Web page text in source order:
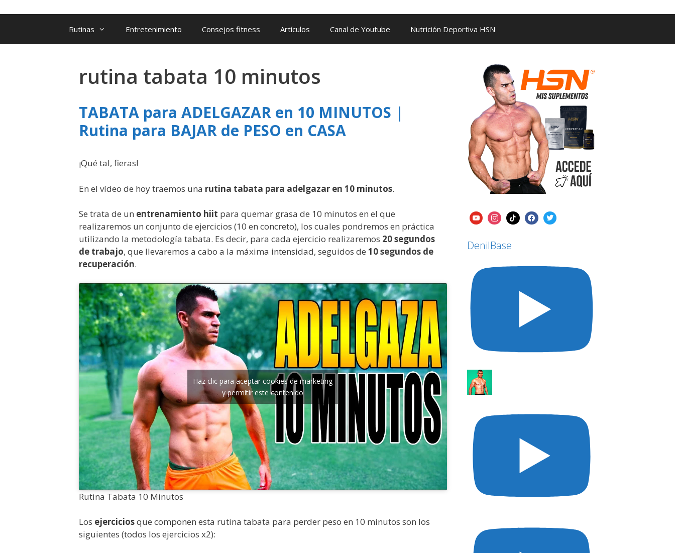
Rutinas Entretenimiento Consejos fitness Artículos Canal de Youtube Nutrición Deportiva HSN
rutina tabata 10 minutos
TABATA para ADELGAZAR en 10 MINUTOS |
Rutina para BAJAR de PESO en CASA
¡Qué tal, fieras!
En el vídeo de hoy traemos una rutina tabata para adelgazar en 10 minutos.
Se trata de un entrenamiento hiit para quemar grasa de 10 minutos en el que
realizaremos un conjunto de ejercicios (10 en concreto), los cuales pondremos en práctica
utilizando la metodología tabata. Es decir, para cada ejercicio realizaremos 20 segundos
de trabajo, que llevaremos a cabo a la máxima intensidad, seguidos de 10 segundos de
recuperación.
Haz clic para aceptar cookies de marketing
y permitir este contenido
Rutina Tabata 10 Minutos
Los ejerciciosque componen esta rutina tabata para perder peso en 10 minutos son los
siguientes (todos los ejercicios x2):
DenilBase